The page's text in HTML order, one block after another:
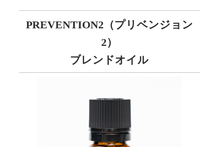
PREVENTION2（プリベンジョン
2）
ブレンドオイル